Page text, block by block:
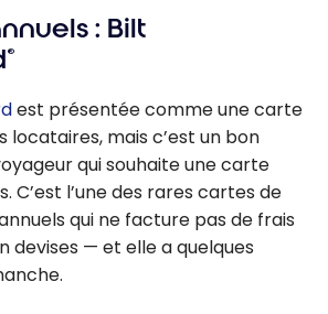
: Bilt
®
est présentée comme une carte
locataires, mais c’est un bon
qui souhaite une carte
C’est l’une des rares cartes de
qui ne facture pas de frais
devises — et elle a quelques